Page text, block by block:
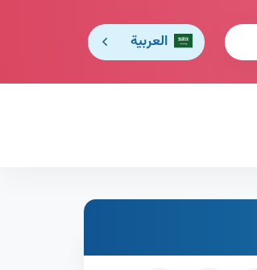
العربية